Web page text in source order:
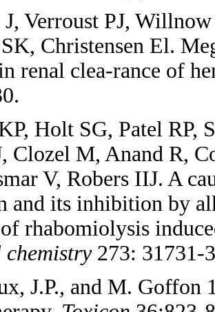
Verroust PJ,
Christensen El.
renal clea-rance of
Holt SG, Patel RP,
Clozel M, Anand R,
V, Robers IIJ. A
and its inhibition by
rhabomiolysis
273: 31731-
J.P., and M. Goffon